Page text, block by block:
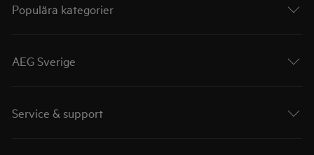
Populära kategorier
AEG Sverige
Service & support